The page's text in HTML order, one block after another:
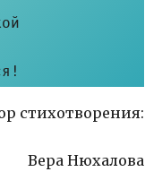
стихотворения:
Вера Нюхалова